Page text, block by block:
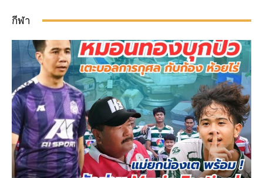
กีฬา